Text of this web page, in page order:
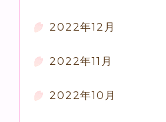
2022年12月
2022年11月
2022年10月